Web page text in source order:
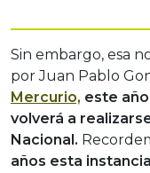
Sin embargo, esa
por Juan Pablo
Mercurio, este
volverá a
Nacional.
años esta